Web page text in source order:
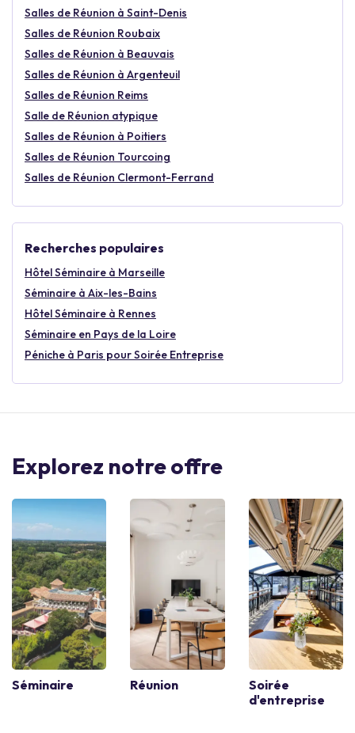
Salles de Réunion à Saint-Denis
Salles de Réunion Roubaix
Salles de Réunion à Beauvais
Salles de Réunion à Argenteuil
Salles de Réunion Reims
Salle de Réunion atypique
Salles de Réunion à Poitiers
Salles de Réunion Tourcoing
Salles de Réunion Clermont-Ferrand
Recherches populaires
Hôtel Séminaire à Marseille
Séminaire à Aix-les-Bains
Hôtel Séminaire à Rennes
Séminaire en Pays de la Loire
Péniche à Paris pour Soirée Entreprise
Explorez notre offre
Séminaire Réunion
Soirée
d'entreprise